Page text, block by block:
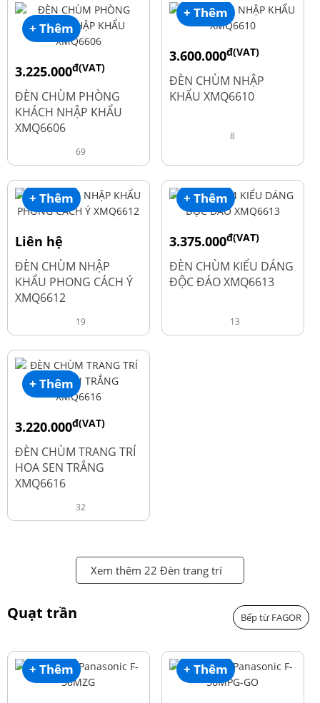
+ Thêm
3.225.000đ(VAT)
4.300.000
ĐÈN CHÙM PHÒNG
KHÁCH NHẬP KHẨU
XMQ6606
69
+ Thêm
3.600.000đ(VAT)
4.800.000
ĐÈN CHÙM NHẬP
KHẨU XMQ6610
8
+ Thêm
Liên hệ
ĐÈN CHÙM NHẬP
KHẨU PHONG CÁCH Ý
XMQ6612
19
+ Thêm
3.375.000đ(VAT)
4.500.000
ĐÈN CHÙM KIỂU DÁNG
ĐỘC ĐÁO XMQ6613
13
+ Thêm
3.220.000đ(VAT)
4.600.000
ĐÈN CHÙM TRANG TRÍ
HOA SEN TRẮNG
XMQ6616
32
Xem thêm 22 Đèn trang trí
Quạt trần Bếp từ FAGOR
+ Thêm + Thêm